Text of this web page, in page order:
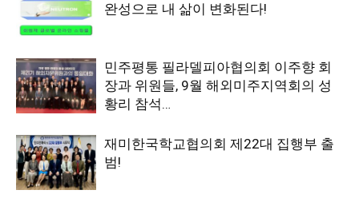
완성으로 내 삶이 변화된다!
민주평통 필라델피아협의회 이주향 회
장과 위원들, 9월 해외미주지역회의 성
황리 참석…
재미한국학교협의회 제22대 집행부 출
범!